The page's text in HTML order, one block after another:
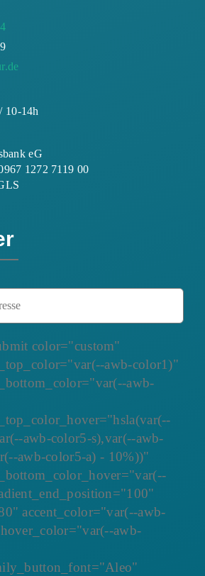
10-14h
eG
1272 7119 00
color="custom"
awb-color1)"
awb-
awb-color5-s),var(--awb-
awb-color5-a) - 10%))"
accent_color="var(--awb-
awb-